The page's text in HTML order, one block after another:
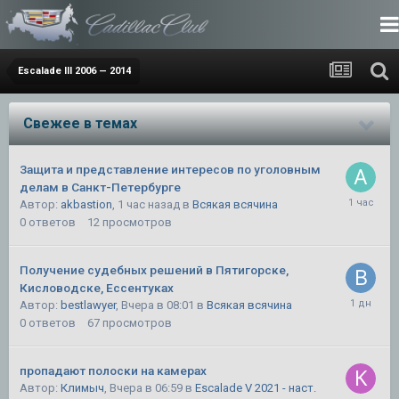
Escalade III 2006 — 2014
Свежее в темах
Защита и представление интересов по уголовным
делам в Санкт-Петербурге
Автор: akbastion, 1 час назад в Всякая всячина
0 ответов 12 просмотров
Получение судебных решений в Пятигорске,
Кисловодске, Ессентуках
Автор: bestlawyer, Вчера в 08:01 в Всякая всячина
0 ответов 67 просмотров
пропадают полоски на камерах
Автор: Климыч, Вчера в 06:59 в Escalade V 2021 - наст.